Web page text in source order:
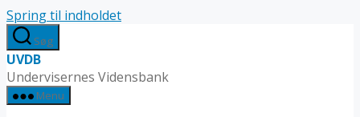
Spring til indholdet
Søg
UVDB
Undervisernes Vidensbank
Menu